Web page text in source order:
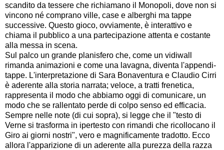
scandito da tessere che richiamano il Monopoli, dove non si
vincono né comprano ville, case e alberghi ma tappe
successive. Questo gioco, ovviamente, è interattivo e
chiama il pubblico a una partecipazione attenta e costante
alla messa in scena.
Sul palco un grande planisfero che, come un vidiwall
rimanda animazioni e come una lavagna, diventa l'appendi-
tappe. L'interpretazione di Sara Bonaventura e Claudio Cirri
è aderente alla storia narrata; veloce, a tratti frenetica,
rappresenta il modo che abbiamo oggi di comunicare, un
modo che se rallentato perde di colpo senso ed efficacia.
Sempre nelle note (di cui sopra), si legge che il "testo di
Verne si trasforma in ipertesto con rimandi che ricollocano il
Giro ai giorni nostri", vero e magnificamente tradotto. Ecco
allora l'apparizione di un aderente alla purezza della razza